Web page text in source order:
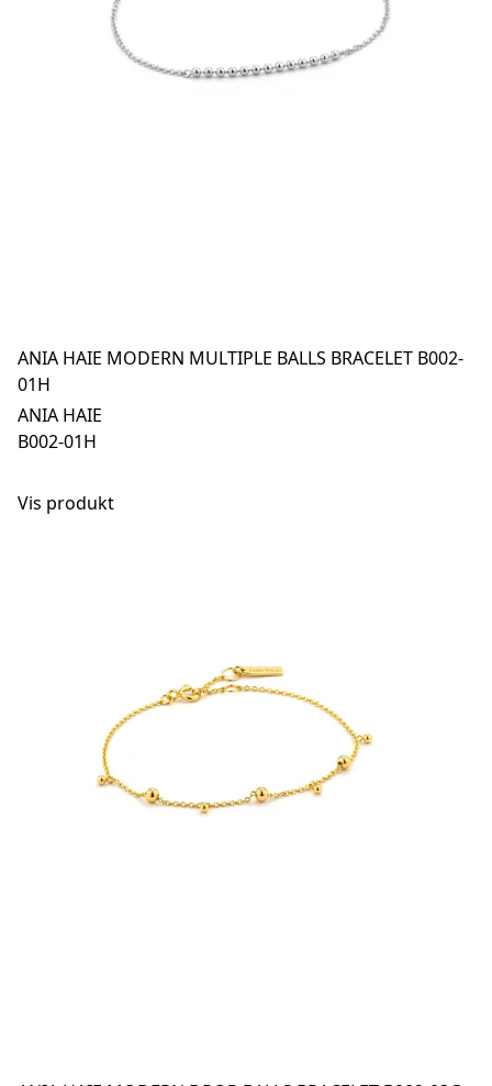
ANIA HAIE MODERN MULTIPLE BALLS BRACELET B002-
01H
ANIA HAIE
B002-01H
Vis produkt